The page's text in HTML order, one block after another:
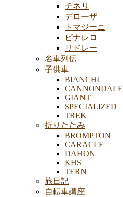
チネリ
デローザ
トマジーニ
ピナレロ
リドレー
名車列伝
子供車
BIANCHI
CANNONDALE
GIANT
SPECIALIZED
TREK
折りたたみ
BROMPTON
CARACLE
DAHON
KHS
TERN
旅日記
自転車講座